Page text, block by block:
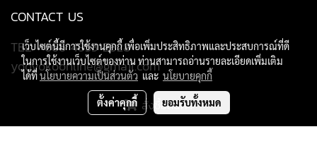
สั่งซื้อสินค้า
CONTACT US
TEL: +666 4953 2828
yodyokoonline@gmail.com
เว็บไซต์นี้มีการใช้งานคุกกี้ เพื่อเพิ่มประสิทธิภาพและประสบการณ์ที่ดี
ในการใช้งานเว็บไซต์ของท่าน ท่านสามารถอ่านรายละเอียดเพิ่มเติม
ได้ที่นโยบายความเป็นส่วนตัว และ นโยบายคุกกี้
ตั้งค่าคุกกี้ ยอมรับทั้งหมด